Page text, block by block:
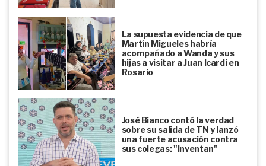
La supuesta evidencia de que
Martín Migueles habría
acompañado a Wanda y sus
hijas a visitar a Juan Icardi en
Rosario
José Bianco contó la verdad
sobre su salida de TN y lanzó
una fuerte acusación contra
sus colegas: "Inventan"